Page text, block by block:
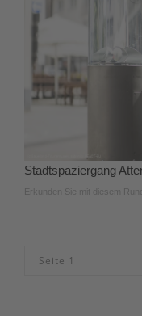
Stadtspaziergang
Erkunden Sie mit diesem